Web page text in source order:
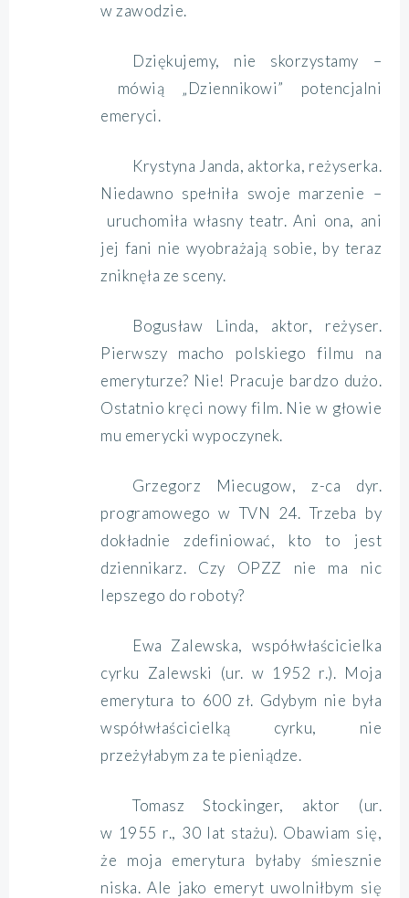
w zawodzie.
Dziękujemy, nie skorzystamy –
mówią „Dziennikowi” potencjalni
emeryci.
Krystyna Janda, aktorka, reżyserka.
Niedawno spełniła swoje marzenie –
uruchomiła własny teatr. Ani ona, ani
jej fani nie wyobrażają sobie, by teraz
zniknęła ze sceny.
Bogusław Linda, aktor, reżyser.
Pierwszy macho polskiego filmu na
emeryturze? Nie! Pracuje bardzo dużo.
Ostatnio kręci nowy film. Nie w głowie
mu emerycki wypoczynek.
Grzegorz Miecugow, z-ca dyr.
programowego w TVN 24. Trzeba by
dokładnie zdefiniować, kto to jest
dziennikarz. Czy OPZZ nie ma nic
lepszego do roboty?
Ewa Zalewska, współwłaścicielka
cyrku Zalewski (ur. w 1952 r.). Moja
emerytura to 600 zł. Gdybym nie była
współwłaścicielką cyrku, nie
przeżyłabym za te pieniądze.
Tomasz Stockinger, aktor (ur.
w 1955 r., 30 lat stażu). Obawiam się,
że moja emerytura byłaby śmiesznie
niska. Ale jako emeryt uwolniłbym się